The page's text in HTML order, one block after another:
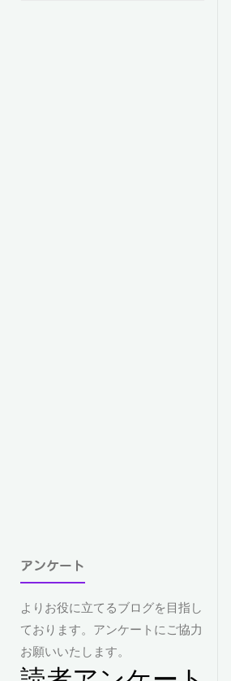
アンケート
よりお役に立てるブログを目指し
ております。アンケートにご協力
お願いいたします。